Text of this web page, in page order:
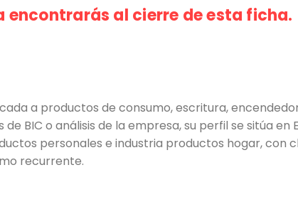
encontrarás al cierre de esta ficha.
a productos de consumo, escritura,
BIC o análisis de la empresa, su perfil se sitúa en
personales e industria productos hogar, con
recurrente.